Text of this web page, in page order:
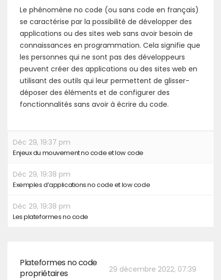
Le phénomène no code (ou sans code en français)
se caractérise par la possibilité de développer des
applications ou des sites web sans avoir besoin de
connaissances en programmation. Cela signifie que
les personnes qui ne sont pas des développeurs
peuvent créer des applications ou des sites web en
utilisant des outils qui leur permettent de glisser-
déposer des éléments et de configurer des
fonctionnalités sans avoir à écrire du code.
Déc 29, 19:37 pm
Enjeux du mouvement no code et low code
Déc 29, 19:38 pm
Exemples d’applications no code et low code
Déc 29, 19:38 pm
Les plateformes no code
29 décembre 2022, 07:39
Plateformes no code
propriétaires